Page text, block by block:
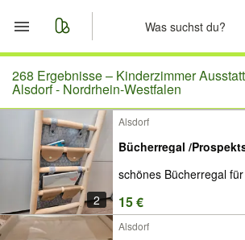
Start
Merkliste
Nachrichten
Anzeige aufgeben
268 Ergebnisse – Kinderzimmer
Alsdorf - Nordrhein-Westfalen
2
Alsdorf
Bücherregal /
schönes Bücherregal
15 €
Alsdorf